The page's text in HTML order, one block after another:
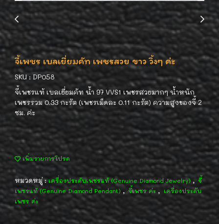
จี้เพชร เบลเยี่ยมคัท เพชรสวย ขาว วิ้งๆ ค่ะ
SKU : DP058
จี้เพชรแท้ เบลเยี่ยมคัท น้ำ 97 VVS1 เพชรสวยมากๆ น้ำหนัก
เพชรรวม 0.33 กะรัต (เพชรเม็ดละ 0.11 กะรัต) ความสูงของจี้ 2
ซม. ค่ะ
เพิ่มรายการโปรด
หมวดหมู่ :เครื่องประดับเพชรแท้ (Genuine Diamond Jewelry) , จี้
เพชรแท้ (Genuine Diamond Pendant) , จี้เพชร ค่ะ , เครื่องประดับ
เพชร ค่ะ